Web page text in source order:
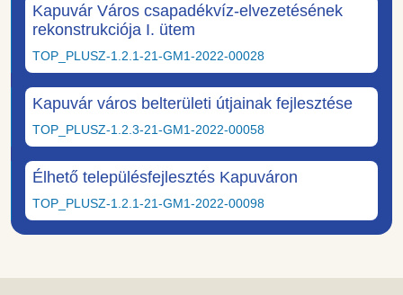
Kapuvár Város csapadékvíz-elvezetésének
rekonstrukciója I. ütem
TOP_PLUSZ-1.2.1-21-GM1-2022-00028
Kapuvár város belterületi útjainak fejlesztése
TOP_PLUSZ-1.2.3-21-GM1-2022-00058
Élhető településfejlesztés Kapuváron
TOP_PLUSZ-1.2.1-21-GM1-2022-00098